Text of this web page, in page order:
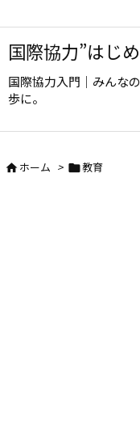
国際協力”はじ
国際協力入門｜みんな
歩に。
ホーム > 教育